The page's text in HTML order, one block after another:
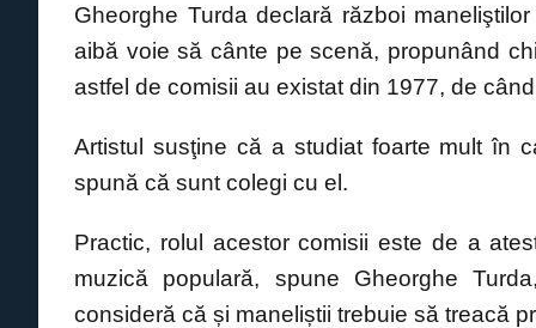
c
e
b
o
o
at
s
A
p
p
ss
e
n
g
er
p
y
Li
n
k
ail
Gheorghe Turda declară război
aibă voie să cânte pe scenă, propunând
astfel de comisii au existat din 1977, de
Artistul susţine că a studiat foarte mult în
spună că sunt colegi cu el.
Practic, rolul acestor comisii este de a
muzică populară, spune Gheorghe
consideră că și maneliștii trebuie să treacă